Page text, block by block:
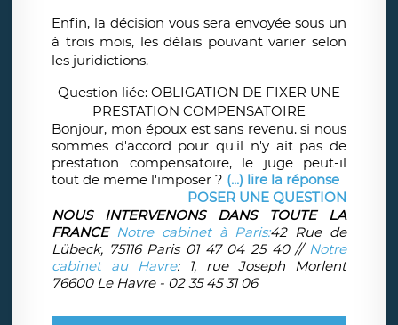
Enfin, la décision vous sera envoyée sous un
à trois mois, les délais pouvant varier selon
les juridictions.
Question liée: OBLIGATION DE FIXER UNE
PRESTATION COMPENSATOIRE
Bonjour, mon époux est sans revenu. si nous
sommes d'accord pour qu'il n'y ait pas de
prestation compensatoire, le juge peut-il
tout de meme l'imposer ? (...) lire la réponse
POSER UNE QUESTION
NOUS INTERVENONS DANS TOUTE LA
FRANCE Notre cabinet à Paris:42 Rue de
Lübeck, 75116 Paris 01 47 04 25 40 // Notre
cabinet au Havre: 1, rue Joseph Morlent
76600 Le Havre - 02 35 45 31 06